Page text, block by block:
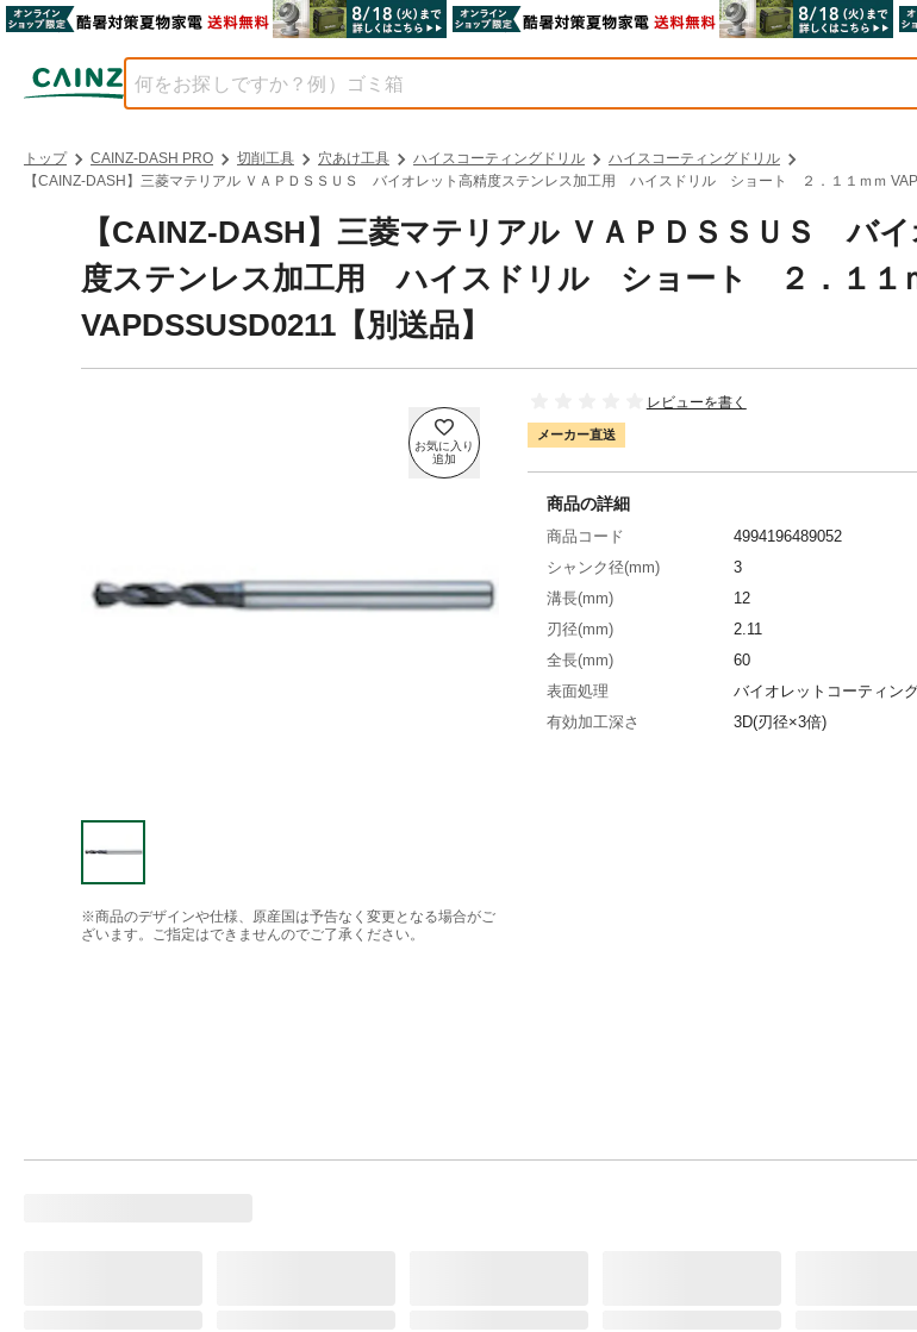
トップ CAINZ-DASH PRO 切削工具 穴あけ工具 ハイスコーティングドリル
ハイスコーティングドリル
【CAINZ-DASH】三菱マテリアル ＶＡＰＤＳＳＵＳ バイオレット高精度ステンレス加工用 ハイスドリル ショート ２．１１ｍｍ
【CAINZ-DASH】三菱マテリアル ＶＡＰＤＳＳＵＳ バ
度ステンレス加工用 ハイスドリル ショート ２．１１
VAPDSSUSD0211【別送品】
※商品のデザインや仕様、原産国は予告なく変更となる場合がご
ざいます。ご指定はできませんのでご了承ください。
レビューを書く
メーカー直送
商品の詳細
商品コード
4994196489052
シャンク径(mm)
3
溝長(mm)
12
刃径(mm)
2.11
全長(mm)
60
表面処理
バイオレットコーティン
有効加工深さ
3D(刃径×3倍)